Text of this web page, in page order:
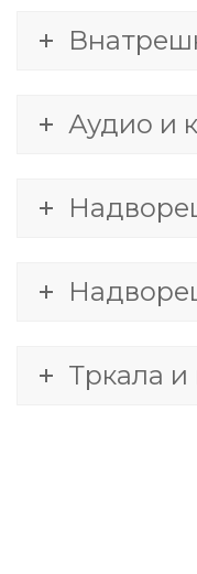
Аудио и
Тркала